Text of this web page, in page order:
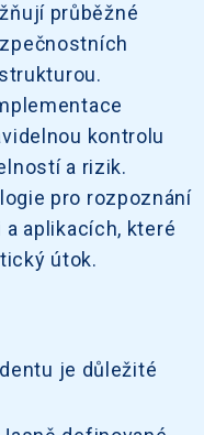
průběžné
kontrolu
a rizik.
pro rozpoznání
aplikacích, které
útok.
je důležité